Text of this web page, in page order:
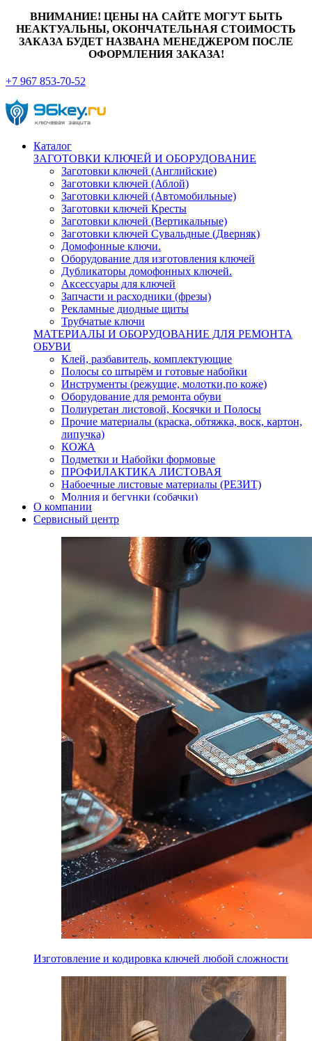
ВНИМАНИЕ! ЦЕНЫ НА САЙТЕ МОГУТ БЫТЬ
НЕАКТУАЛЬНЫ, ОКОНЧАТЕЛЬНАЯ СТОИМОСТЬ
ЗАКАЗА БУДЕТ НАЗВАНА МЕНЕДЖЕРОМ ПОСЛЕ
ОФОРМЛЕНИЯ ЗАКАЗА!
+7 967 853-70-52
Каталог
ЗАГОТОВКИ КЛЮЧЕЙ И ОБОРУДОВАНИЕ
Заготовки ключей (Английские)
Заготовки ключей (Аблой)
Заготовки ключей (Автомобильные)
Заготовки ключей Кресты
Заготовки ключей (Вертикальные)
Заготовки ключей Сувальдные (Дверняк)
Домофонные ключи.
Оборудование для изготовления ключей
Дубликаторы домофонных ключей.
Аксессуары для ключей
Запчасти и расходники (фрезы)
Рекламные диодные щиты
Трубчатые ключи
МАТЕРИАЛЫ И ОБОРУДОВАНИЕ ДЛЯ РЕМОНТА
ОБУВИ
Клей, разбавитель, комплектующие
Полосы со штырём и готовые набойки
Инструменты (режущие, молотки,по коже)
Оборудование для ремонта обуви
Полиуретан листовой, Косячки и Полосы
Прочие материалы (краска, обтяжка, воск, картон,
липучка)
КОЖА
Подметки и Набойки формовые
ПРОФИЛАКТИКА ЛИСТОВАЯ
Набоечные листовые материалы (РЕЗИТ)
Молния и бегунки (собачки)
Нитки,иглы-шило,крючки.
Уход и косметика для обуви
Кнопки (магнитые,кобурные)
Пряжки для ремня
О компании
Сервисный центр
Изготовление и кодировка ключей любой сложности